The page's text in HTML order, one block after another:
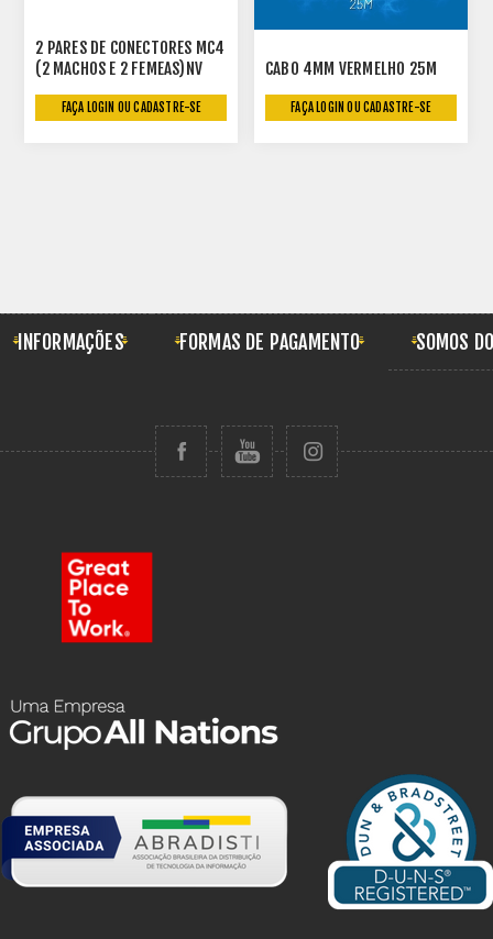
2 PARES DE CONECTORES MC4
(2 MACHOS E 2 FEMEAS)NV
FAÇA LOGIN OU CADASTRE-SE
CABO 4MM VERMELHO 25M
FAÇA LOGIN OU CADASTRE-SE
INFORMAÇÕES FORMAS DE PAGAMENTO SOMOS